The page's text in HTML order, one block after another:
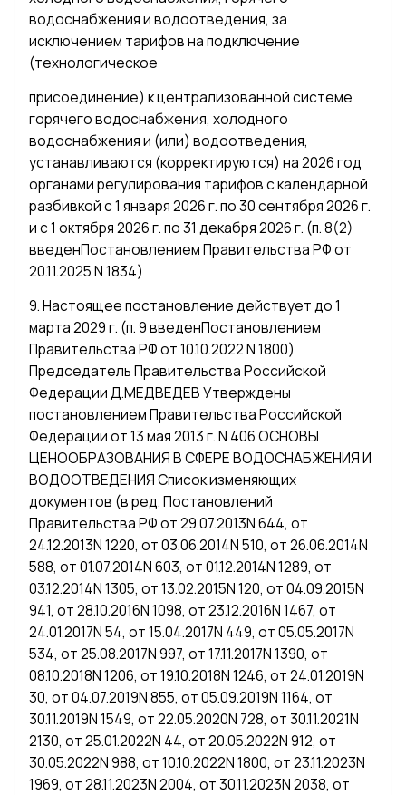
водоснабжения и водоотведения, за
исключением тарифов на подключение
(технологическое
присоединение) к централизованной системе
горячего водоснабжения, холодного
водоснабжения и (или) водоотведения,
устанавливаются (корректируются) на 2026 год
органами регулирования тарифов с календарной
разбивкой с 1 января 2026 г. по 30 сентября 2026 г.
и с 1 октября 2026 г. по 31 декабря 2026 г. (п. 8(2)
введенПостановлением Правительства РФ от
20.11.2025 N 1834)
9. Настоящее постановление действует до 1
марта 2029 г. (п. 9 введенПостановлением
Правительства РФ от 10.10.2022 N 1800)
Председатель Правительства Российской
Федерации Д.МЕДВЕДЕВ Утверждены
постановлением Правительства Российской
Федерации от 13 мая 2013 г. N 406 ОСНОВЫ
ЦЕНООБРАЗОВАНИЯ В СФЕРЕ ВОДОСНАБЖЕНИЯ И
ВОДООТВЕДЕНИЯ Список изменяющих
документов (в ред. Постановлений
Правительства РФ от 29.07.2013N 644, от
24.12.2013N 1220, от 03.06.2014N 510, от 26.06.2014N
588, от 01.07.2014N 603, от 01.12.2014N 1289, от
03.12.2014N 1305, от 13.02.2015N 120, от 04.09.2015N
941, от 28.10.2016N 1098, от 23.12.2016N 1467, от
24.01.2017N 54, от 15.04.2017N 449, от 05.05.2017N
534, от 25.08.2017N 997, от 17.11.2017N 1390, от
08.10.2018N 1206, от 19.10.2018N 1246, от 24.01.2019N
30, от 04.07.2019N 855, от 05.09.2019N 1164, от
30.11.2019N 1549, от 22.05.2020N 728, от 30.11.2021N
2130, от 25.01.2022N 44, от 20.05.2022N 912, от
30.05.2022N 988, от 10.10.2022N 1800, от 23.11.2023N
1969, от 28.11.2023N 2004, от 30.11.2023N 2038, от